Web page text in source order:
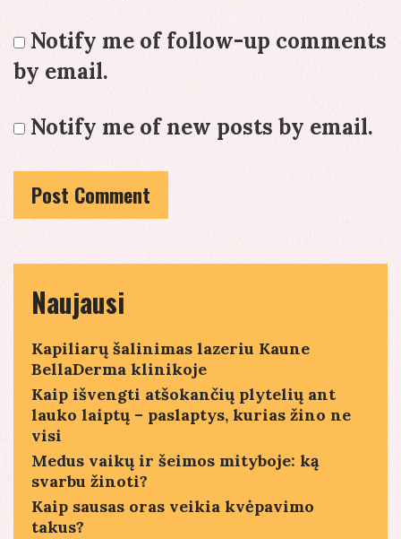
Notify me of follow-up comments
by email.
Notify me of new posts by email.
Naujausi
Kapiliarų šalinimas lazeriu Kaune
BellaDerma klinikoje
Kaip išvengti atšokančių plytelių ant
lauko laiptų – paslaptys, kurias žino ne
visi
Medus vaikų ir šeimos mityboje: ką
svarbu žinoti?
Kaip sausas oras veikia kvėpavimo
takus?